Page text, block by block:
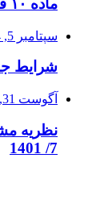
ماده ۱۰ قانون دیوان عدالت اداری
سپتامبر 5, 2024
شرایط
آگوست 31, 2024
7/ 1401